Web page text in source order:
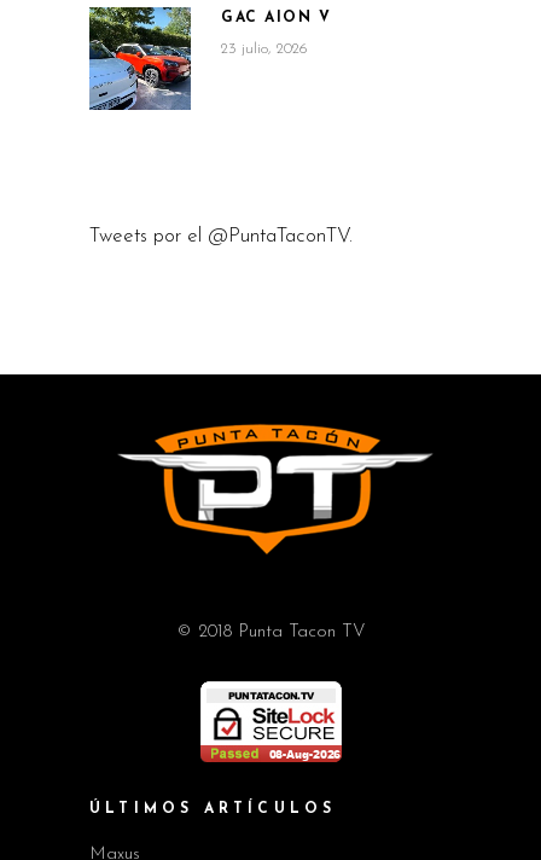
GAC AION V
23 julio, 2026
Tweets por el @PuntaTaconTV.
© 2018 Punta Tacon TV
ÚLTIMOS ARTÍCULOS
Maxus